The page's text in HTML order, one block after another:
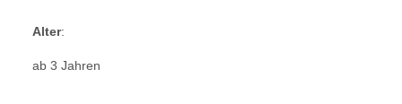
Alter:
ab 3 Jahren